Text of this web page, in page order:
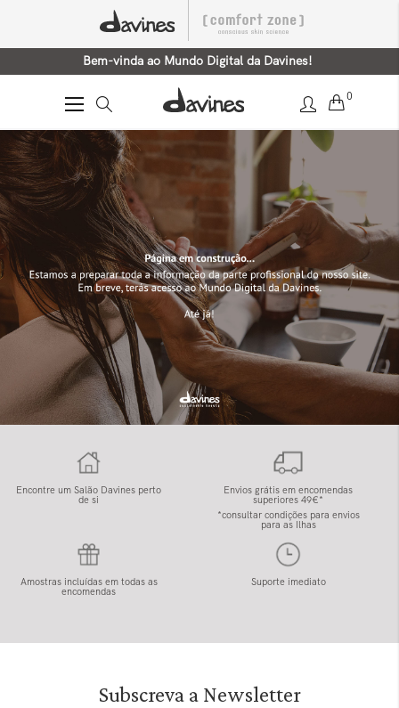
Bem-vinda ao Mundo Digital da Davines!
Alternar
0
Home Jardim Científico
Encontre um Salão Davines perto
de si
Envios grátis em encomendas
superiores 49€*
*consultar condições para envios
para as Ilhas
Amostras incluídas em todas as
encomendas
Suporte imediato
Subscreva a Newsletter